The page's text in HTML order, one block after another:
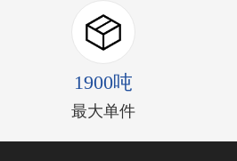
1900吨
最大单件